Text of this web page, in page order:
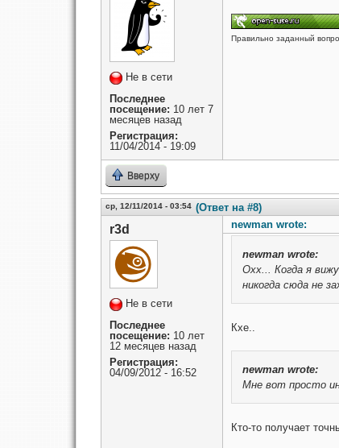
Не в сети
Последнее
посещение: 10 лет 7
месяцев назад
Регистрация:
11/04/2014 - 19:09
Правильно заданный
Вверху
ср, 12/11/2014 - 03:54 (Ответ на #8)
r3d
Не в сети
Последнее
посещение: 10 лет
12 месяцев назад
Регистрация:
04/09/2012 - 16:52
newman wrote:
newman wrote:
Охх... Когда я
никогда сюда не
Кхе..
newman wrote:
Мне вот просто
Кто-то получает